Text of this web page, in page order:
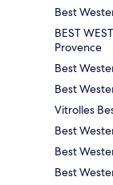
Best
BEST
Provence
Best
Best
Vitrolles
Best
Best
Best